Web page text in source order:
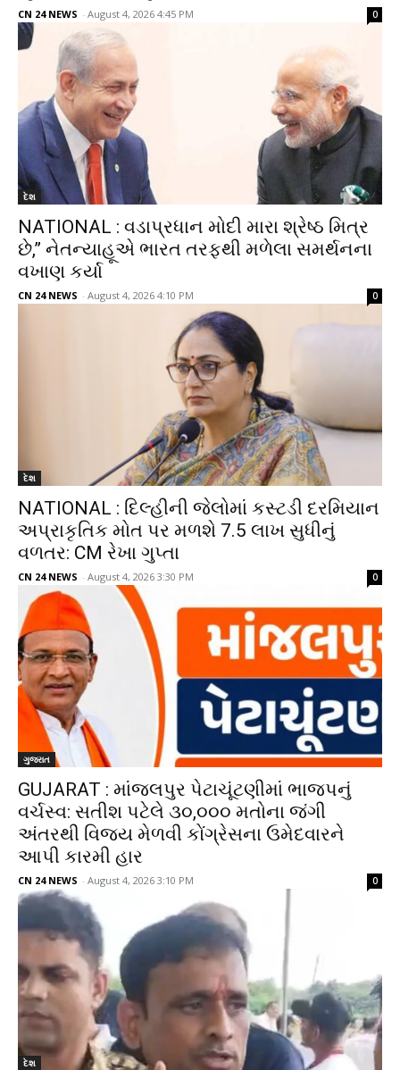
CN 24 NEWS - August 4, 2026 4:45 PM 0
દેશ
NATIONAL : વડાપ્રધાન મોદી મારા શ્રેષ્ઠ મિત્ર
છે,” નેતન્યાહૂએ ભારત તરફથી મળેલા સમર્થનના
વખાણ કર્યા
CN 24 NEWS - August 4, 2026 4:10 PM 0
દેશ
NATIONAL : દિલ્હીની જેલોમાં કસ્ટડી દરમિયાન
અપ્રાકૃતિક મોત પર મળશે ₹7.5 લાખ સુધીનું
વળતર: CM રેખા ગુપ્તા
CN 24 NEWS - August 4, 2026 3:30 PM 0
ગુજરાત
GUJARAT : માંજલપુર પેટાચૂંટણીમાં ભાજપનું
વર્ચસ્વ: સતીશ પટેલે ૩૦,૦૦૦ મતોના જંગી
અંતરથી વિજય મેળવી કોંગ્રેસના ઉમેદવારને
આપી કારમી હાર
CN 24 NEWS - August 4, 2026 3:10 PM 0
દેશ